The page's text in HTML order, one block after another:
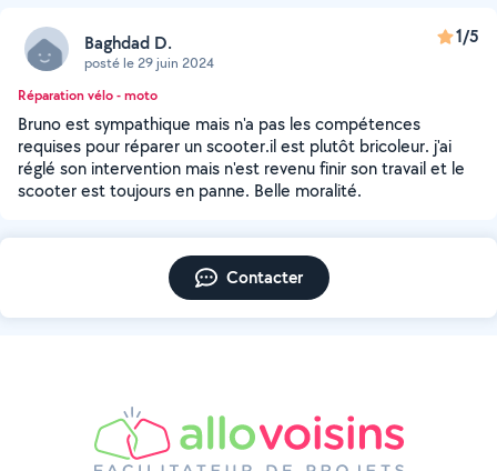
Baghdad D.
posté le 29 juin 2024
1/5
Réparation vélo - moto
Bruno est sympathique mais n'a pas les compétences
requises pour réparer un scooter.il est plutôt bricoleur. j'ai
réglé son intervention mais n'est revenu finir son travail et le
scooter est toujours en panne. Belle moralité.
Contacter